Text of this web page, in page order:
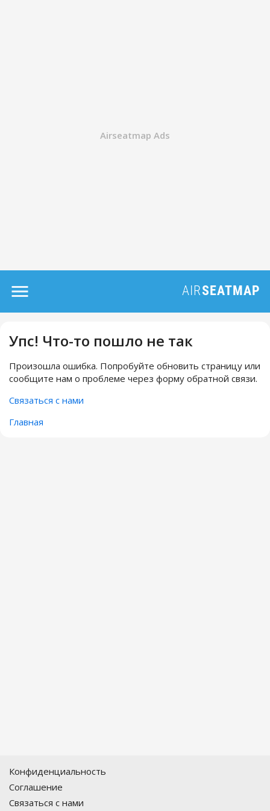
Упс! Что-то пошло не так
Произошла ошибка. Попробуйте обновить страницу или
сообщите нам о проблеме через форму обратной связи.
Связаться с нами
Главная
Конфиденциальность
Соглашение
Связаться с нами